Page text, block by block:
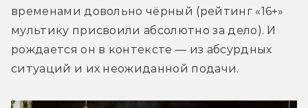
временами довольно чёрный (рейтинг «16+»
мультику присвоили абсолютно за дело). И
рождается он в контексте — из абсурдных
ситуаций и их неожиданной подачи.